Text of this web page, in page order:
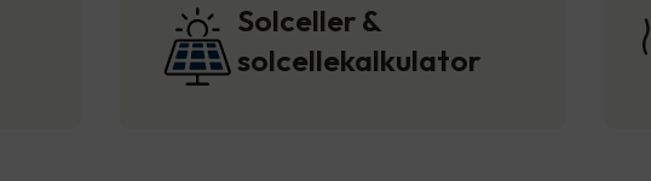
Solceller &
solcellekalkulator